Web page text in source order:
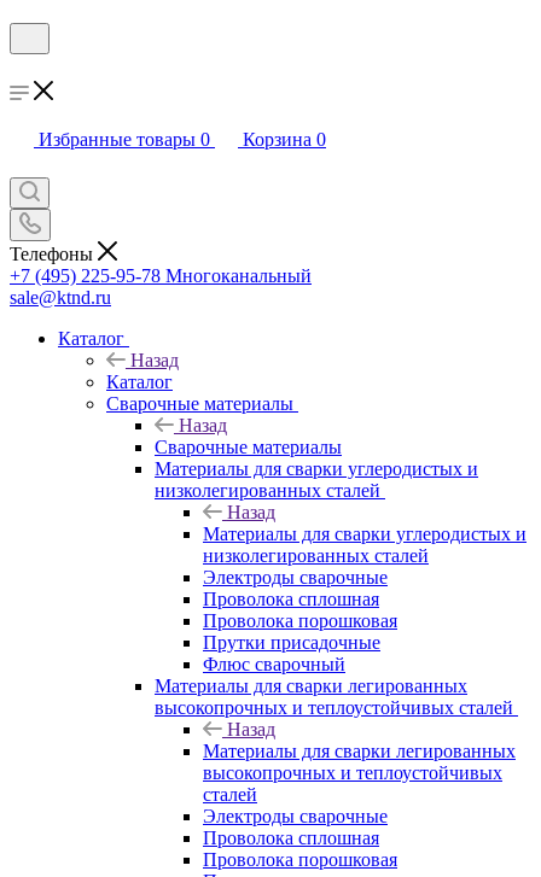
Избранные товары 0 Корзина 0
Телефоны
+7 (495) 225-95-78 Многоканальный
sale@ktnd.ru
Каталог
Назад
Каталог
Сварочные материалы
Назад
Сварочные материалы
Материалы для сварки углеродистых и
низколегированных сталей
Назад
Материалы для сварки углеродистых и
низколегированных сталей
Электроды сварочные
Проволока сплошная
Проволока порошковая
Прутки присадочные
Флюс сварочный
Материалы для сварки легированных
высокопрочных и теплоустойчивых сталей
Назад
Материалы для сварки легированных
высокопрочных и теплоустойчивых
сталей
Электроды сварочные
Проволока сплошная
Проволока порошковая